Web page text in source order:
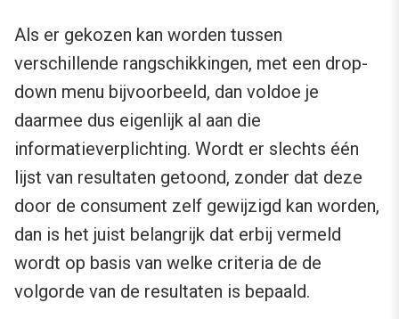
Als er gekozen kan worden tussen
verschillende rangschikkingen, met een drop-
down menu bijvoorbeeld, dan voldoe je
daarmee dus eigenlijk al aan die
informatieverplichting. Wordt er slechts één
lijst van resultaten getoond, zonder dat deze
door de consument zelf gewijzigd kan worden,
dan is het juist belangrijk dat erbij vermeld
wordt op basis van welke criteria de de
volgorde van de resultaten is bepaald.